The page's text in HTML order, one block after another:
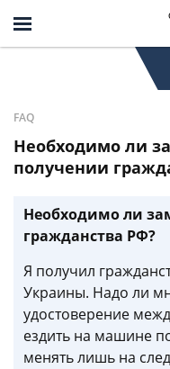
FAQ
Необходимо ли
получении
Необходимо ли
гражданства РФ?
Я получил
Украины. Надо ли
удостоверение
ездить на машине
менять лишь на